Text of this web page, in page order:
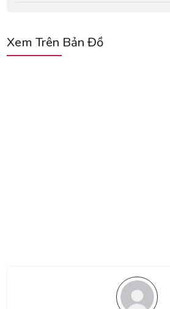
Xem Trên Bản Đồ